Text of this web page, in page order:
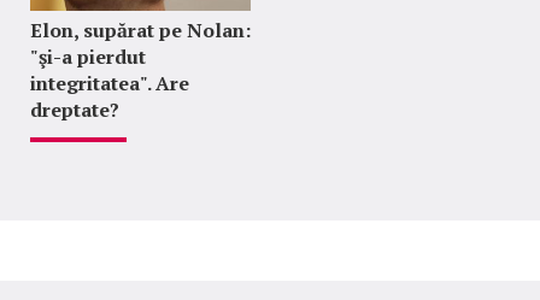
Elon, supărat pe Nolan:
"şi-a pierdut
integritatea". Are
dreptate?